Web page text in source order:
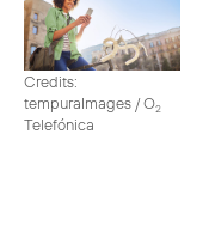
Credits:
tempuraImages / O2
Telefónica